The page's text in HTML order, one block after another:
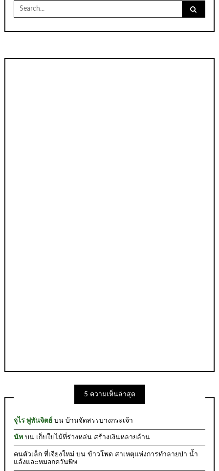
Search
for:
5 ความเห็นล่าสุด
จุไร พู่พันจิตย์ บนบ้านจัดสรรบางกระเจ้า
นัท บน เก็บใบไม้ที่ร่วงหล่น สร้างเงินหลายล้าน
คนตัวเล็ก ที่เจียงใหม่ บนข้าวโพด สาเหตุแห่งการทำลายป่า น้ำ
แล้งและหมอกควันพิษ